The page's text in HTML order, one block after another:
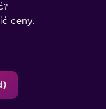
ceny.